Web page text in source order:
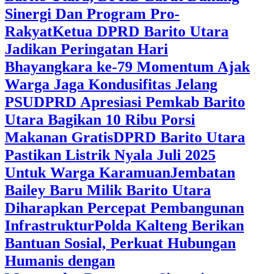
Sinergi Dan Program Pro-
RakyatKetua DPRD Barito Utara
Jadikan Peringatan Hari
Bhayangkara ke-79 Momentum Ajak
Warga Jaga Kondusifitas Jelang
PSUDPRD Apresiasi Pemkab Barito
Utara Bagikan 10 Ribu Porsi
Makanan GratisDPRD Barito Utara
Pastikan Listrik Nyala Juli 2025
Untuk Warga KaramuanJembatan
Bailey Baru Milik Barito Utara
Diharapkan Percepat Pembangunan
InfrastrukturPolda Kalteng Berikan
Bantuan Sosial, Perkuat Hubungan
Humanis dengan